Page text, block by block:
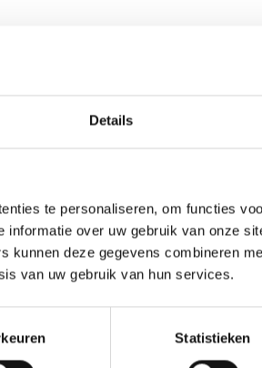
Details
te personaliseren, om functies
informatie over uw gebruik van onze
kunnen deze gegevens combineren
van uw gebruik van hun services.
Statistieken
Benzine